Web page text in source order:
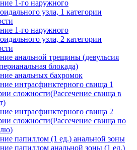
1-го наружного
узла, 1 категории
1-го наружного
узла, 2 категории
анальной трещины (девульсия
блокада)
анальных бахромок
интрасфинктерного свища 1
сложности(Рассечение свища в
интрасфинктерного свища 2
сложности(Рассечение свища по
папиллом (1 ед.) анальной зоны
папиллом анальной зоны (1 ед.)